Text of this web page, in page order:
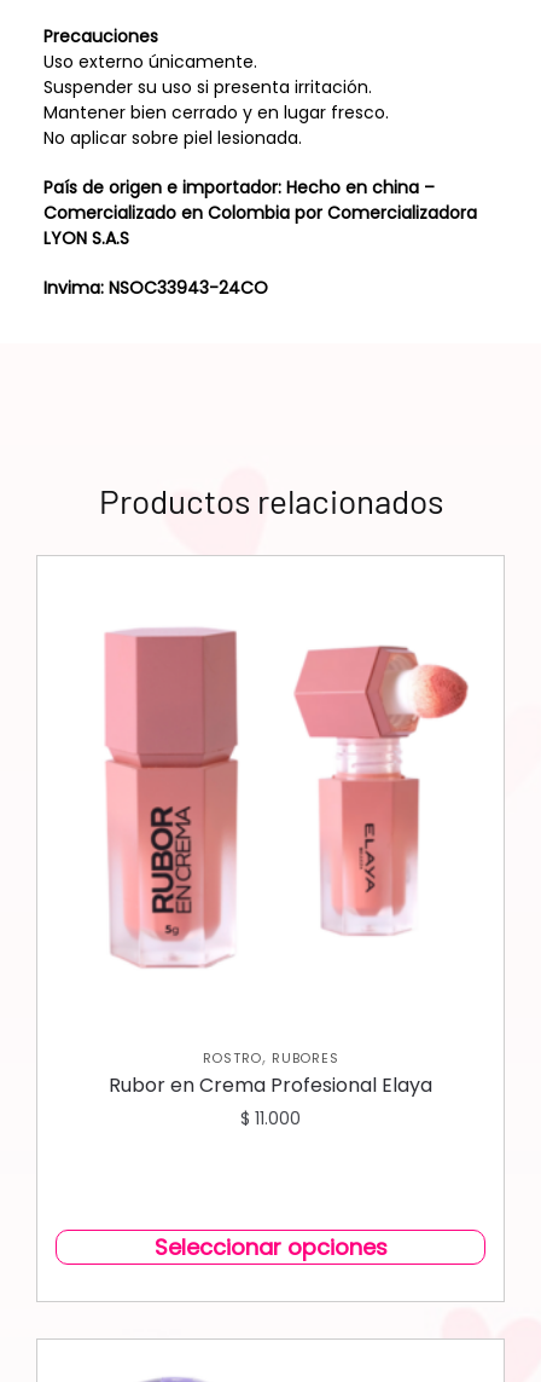
Precauciones
Uso externo únicamente.
Suspender su uso si presenta irritación.
Mantener bien cerrado y en lugar fresco.
No aplicar sobre piel lesionada.
País de origen e importador: Hecho en china –
Comercializado en Colombia por Comercializadora
LYON S.A.S
Invima: NSOC33943-24CO
Productos relacionados
ROSTRO, RUBORES
Rubor en Crema Profesional Elaya
$ 11.000
Seleccionar opciones